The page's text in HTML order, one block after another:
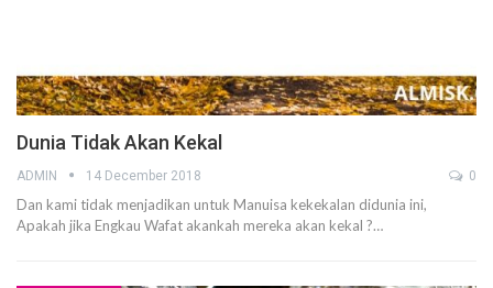
Dunia Tidak Akan Kekal
ADMIN 14 December 2018 0
Dan kami tidak menjadikan untuk Manuisa kekekalan didunia ini,
Apakah jika Engkau Wafat akankah mereka akan kekal ?…